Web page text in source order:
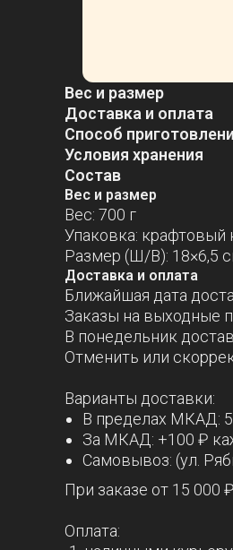
Вес и размер
Доставка и оплата
Способ
Условия хранения
Состав
Вес и размер
Вес: 700 г
Упаковка: крафтовый
Размер (Ш/В): 18×6,5
Доставка и оплата
Ближайшая дата
Заказы на выходные
В понедельник
Отменить или
Варианты доставки:
В пределах МКАД:
За МКАД: +100 ₽
Самовывоз: (ул.
При заказе от 15 000
Оплата: